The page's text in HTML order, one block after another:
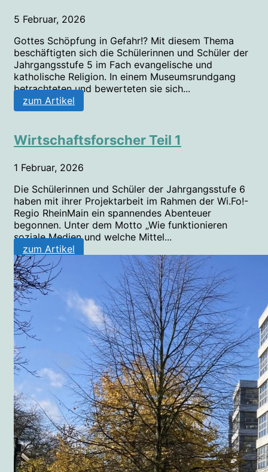
5 Februar, 2026
Gottes Schöpfung in Gefahr!? Mit diesem Thema
beschäftigten sich die Schülerinnen und Schüler der
Jahrgangsstufe 5 im Fach evangelische und
katholische Religion. In einem Museumsrundgang
betrachteten und bewerteten sie sich...
zum Artikel
Wirtschaftsforscher Teil 1
1 Februar, 2026
Die Schülerinnen und Schüler der Jahrgangsstufe 6
haben mit ihrer Projektarbeit im Rahmen der Wi.Fo!-
Regio RheinMain ein spannendes Abenteuer
begonnen. Unter dem Motto „Wie funktionieren
soziale Medien und welche Mittel...
zum Artikel